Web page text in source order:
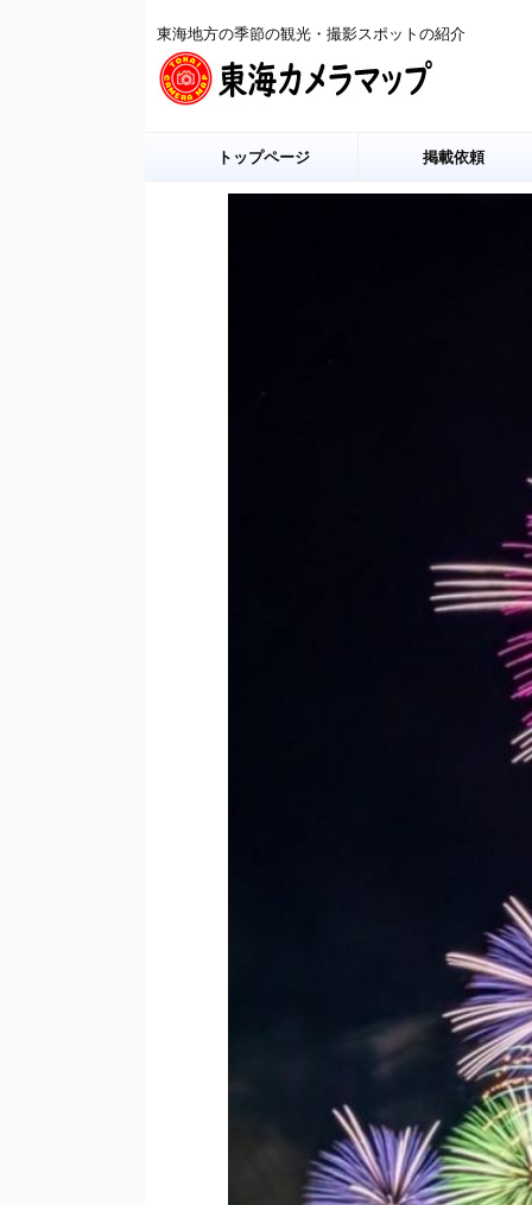
東海地方の季節の観光・撮影スポットの紹介
トップページ 掲載依頼